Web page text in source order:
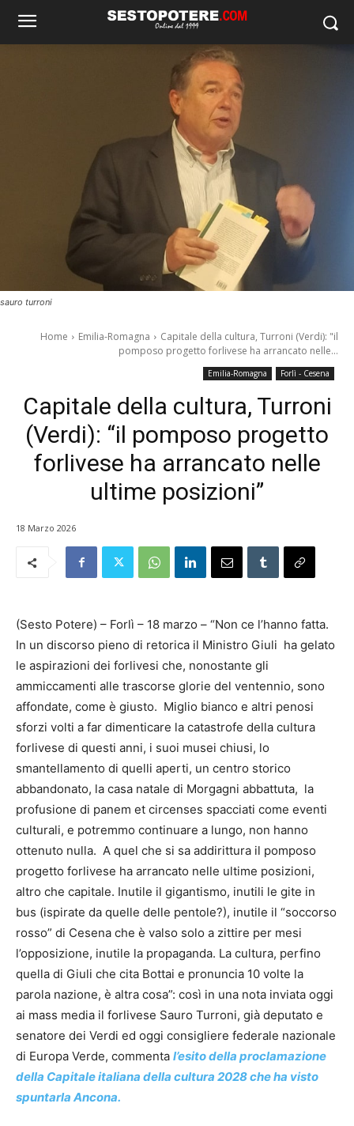
sauro turroni
Home Emilia-Romagna
Capitale della cultura, Turroni (Verdi): "il
pomposo progetto forlivese ha arrancato nelle...
Emilia-Romagna Forlì - Cesena
Capitale della cultura, Turroni
(Verdi): “il pomposo progetto
forlivese ha arrancato nelle
ultime posizioni”
18 Marzo 2026
(Sesto Potere) – Forlì – 18 marzo – “Non ce l’hanno fatta.
In un discorso pieno di retorica il Ministro Giuli ha gelato
le aspirazioni dei forlivesi che, nonostante gli
ammiccamenti alle trascorse glorie del ventennio, sono
affondate, come è giusto. Miglio bianco e altri penosi
sforzi volti a far dimenticare la catastrofe della cultura
forlivese di questi anni, i suoi musei chiusi, lo
smantellamento di quelli aperti, un centro storico
abbandonato, la casa natale di Morgagni abbattuta, la
profusione di panem et circenses spacciati come eventi
culturali, e potremmo continuare a lungo, non hanno
ottenuto nulla. A quel che si sa addirittura il pomposo
progetto forlivese ha arrancato nelle ultime posizioni,
altro che capitale. Inutile il gigantismo, inutili le gite in
bus (ispirate da quelle delle pentole?), inutile il “soccorso
rosso” di Cesena che è valso solo a zittire per mesi
l’opposizione, inutile la propaganda. La cultura, perfino
quella di Giuli che cita Bottai e pronuncia 10 volte la
parola nazione, è altra cosa”: così in una nota inviata oggi
ai mass media il forlivese Sauro Turroni, già deputato e
senatore dei Verdi ed oggi consigliere federale nazionale
di Europa Verde, commenta l’esito della proclamazione
della Capitale italiana della cultura 2028 che ha visto
spuntarla Ancona.